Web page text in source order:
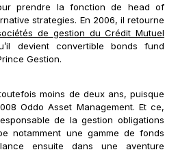
prendre la fonction de head of
strategies. En 2006, il retourne
de gestion du Crédit Mutuel
devient convertible bonds fund
Gestion.
moins de deux ans, puisque
Oddo Asset Management. Et ce,
de la gestion obligations
notamment une gamme de fonds
ensuite dans une aventure